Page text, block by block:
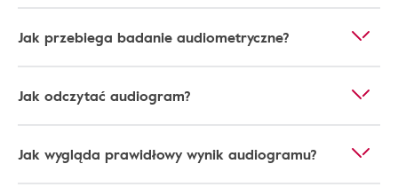
Jak przebiega badanie audiometryczne?
Jak odczytać audiogram?
Jak wygląda prawidłowy wynik audiogramu?